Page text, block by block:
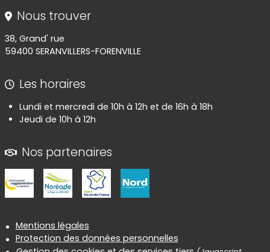
Nous trouver
38, Grand' rue
59400 SERANVILLERS-FORENVILLE
Les horaires
Lundi et mercredi de 10h à 12h et de 16h à 18h
Jeudi de 10h à 12h
Nos partenaires
Informations réglementaires
Mentions légales
Protection des données personnelles